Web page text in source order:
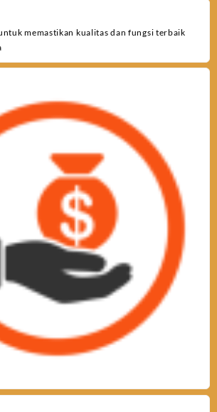
memastikan kualitas dan fungsi terbaik